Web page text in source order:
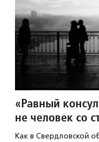
«Равный
не человек со
Как в Свердловской